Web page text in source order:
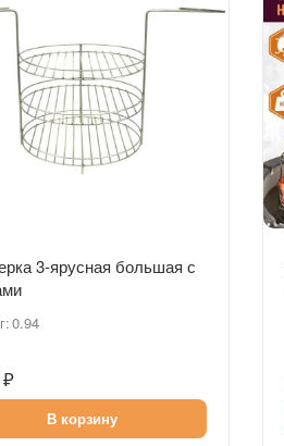
3-ярусная большая с
0.94
В корзину